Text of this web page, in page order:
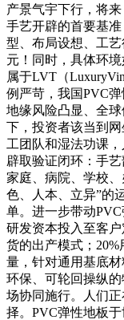
产景气宇下行，将
手艺开辟的首要基
型、布局设想、工
元！同时，具体环
属于LVT（
例严苛，我国PVC
地缘风险凸显、全
下，投资者该当到
工团队和湿法功课
辟取验证闭环：手
家庭、病院、学校
色、人本、立异”的
单。进一步带动
研发资本投入至客
货的出产模式；
量，针对通用基底
环保、可轮回操纵
场协同施行。人们
择。PVC弹性地板